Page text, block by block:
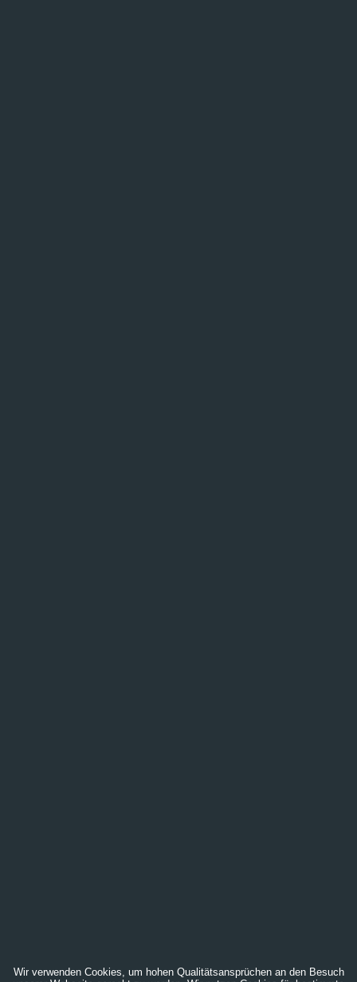
Wir verwenden Cookies, um hohen Qualitätsansprüchen an den Besuch